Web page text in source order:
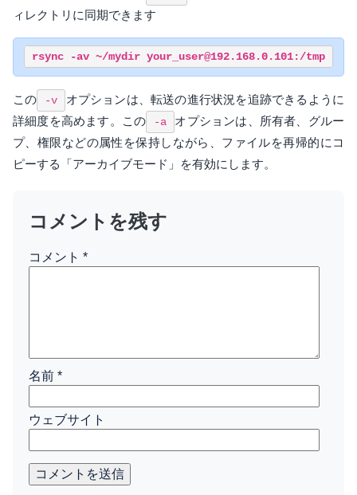
ィレクトリに同期できます
この -v
オプションは、転送の進行状況を追跡できるように
詳細度を高めます。この
-a
オプションは、所有者、グルー
プ、権限などの属性を保持しながら、ファイルを再帰的にコ
ピーする「アーカイブモード」を有効にします。
コメントを残す
コメント *
名前 *
ウェブサイト
コメントを送信